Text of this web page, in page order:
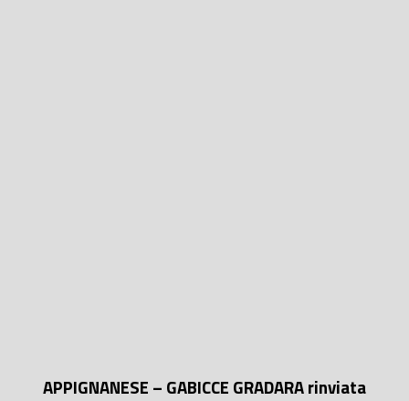
APPIGNANESE – GABICCE GRADARA rinviata